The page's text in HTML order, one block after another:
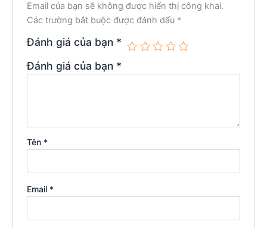
Email của bạn sẽ không được hiển thị công khai.
Các trường bắt buộc được đánh dấu *
Đánh giá của bạn *
Đánh giá của bạn *
Tên *
Email *